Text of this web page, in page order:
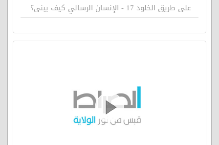
على طريق الخلود 17 - الإنسان الرسالي كيف يبنى؟